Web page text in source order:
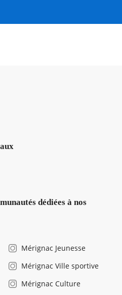
dédiées à nos
Mérignac Jeunesse
Mérignac Ville sportive
Mérignac Culture